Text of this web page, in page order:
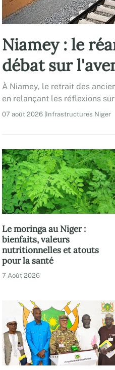
Niamey : le
débat sur
À Niamey, le retrait des
en relançant les réflexions
07 août 2026 |Infrastructures Niger
Le moringa au Niger :
bienfaits, valeurs
nutritionnelles et atouts
pour la santé
7 Août 2026